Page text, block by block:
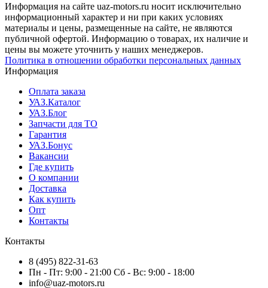
Информация на сайте uaz-motors.ru носит исключительно
информационный характер и ни при каких условиях
материалы и цены, размещенные на сайте, не являются
публичной офертой. Информацию о товарах, их наличие и
цены вы можете уточнить у наших менеджеров.
Политика в отношении обработки персональных данных
Информация
Оплата заказа
УАЗ.Каталог
УАЗ.Блог
Запчасти для ТО
Гарантия
УАЗ.Бонус
Вакансии
Где купить
О компании
Доставка
Как купить
Опт
Контакты
Контакты
8 (495) 822-31-63
Пн - Пт: 9:00 - 21:00 Сб - Вс: 9:00 - 18:00
info@uaz-motors.ru